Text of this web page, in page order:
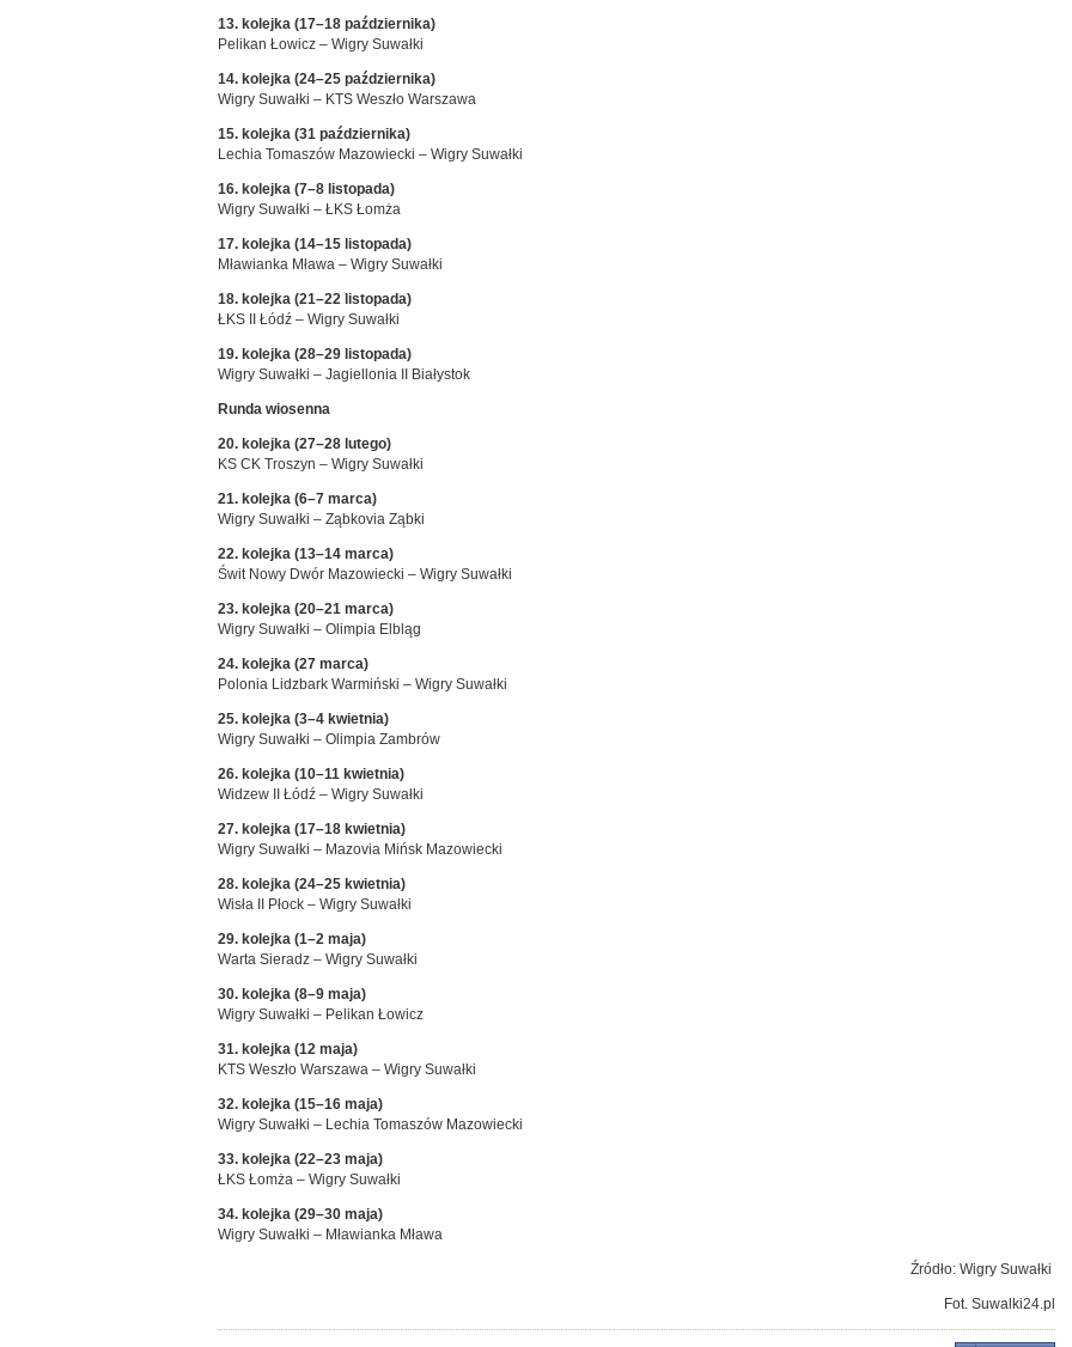
13. kolejka (17–18 października)
Pelikan Łowicz – Wigry Suwałki
14. kolejka (24–25 października)
Wigry Suwałki – KTS Weszło Warszawa
15. kolejka (31 października)
Lechia Tomaszów Mazowiecki – Wigry Suwałki
16. kolejka (7–8 listopada)
Wigry Suwałki – ŁKS Łomża
17. kolejka (14–15 listopada)
Mławianka Mława – Wigry Suwałki
18. kolejka (21–22 listopada)
ŁKS II Łódź – Wigry Suwałki
19. kolejka (28–29 listopada)
Wigry Suwałki – Jagiellonia II Białystok
Runda wiosenna
20. kolejka (27–28 lutego)
KS CK Troszyn – Wigry Suwałki
21. kolejka (6–7 marca)
Wigry Suwałki – Ząbkovia Ząbki
22. kolejka (13–14 marca)
Świt Nowy Dwór Mazowiecki – Wigry Suwałki
23. kolejka (20–21 marca)
Wigry Suwałki – Olimpia Elbląg
24. kolejka (27 marca)
Polonia Lidzbark Warmiński – Wigry Suwałki
25. kolejka (3–4 kwietnia)
Wigry Suwałki – Olimpia Zambrów
26. kolejka (10–11 kwietnia)
Widzew II Łódź – Wigry Suwałki
27. kolejka (17–18 kwietnia)
Wigry Suwałki – Mazovia Mińsk Mazowiecki
28. kolejka (24–25 kwietnia)
Wisła II Płock – Wigry Suwałki
29. kolejka (1–2 maja)
Warta Sieradz – Wigry Suwałki
30. kolejka (8–9 maja)
Wigry Suwałki – Pelikan Łowicz
31. kolejka (12 maja)
KTS Weszło Warszawa – Wigry Suwałki
32. kolejka (15–16 maja)
Wigry Suwałki – Lechia Tomaszów Mazowiecki
33. kolejka (22–23 maja)
ŁKS Łomża – Wigry Suwałki
34. kolejka (29–30 maja)
Wigry Suwałki – Mławianka Mława
Źródło: Wigry Suwałki
Fot. Suwalki24.pl